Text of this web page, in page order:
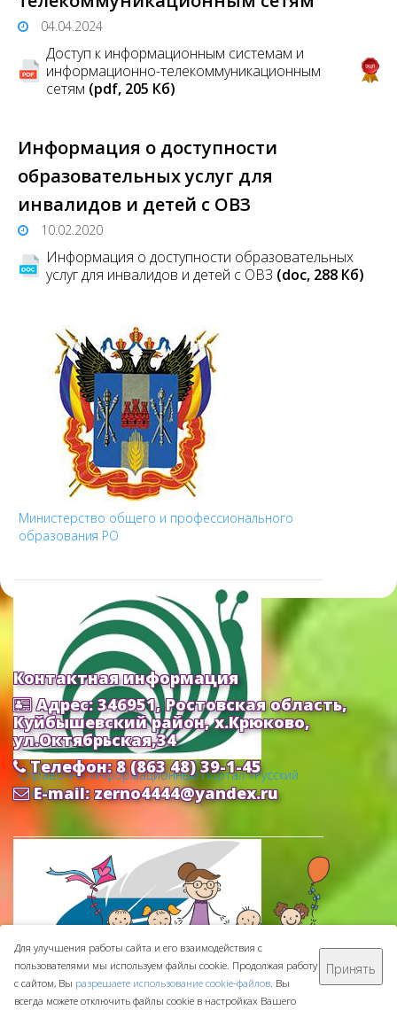
04.04.2024
Доступ к информационным системам и
информационно-телекоммуникационным
сетям (pdf, 205 Кб)
Информация о доступности
образовательных услуг для
инвалидов и детей с ОВЗ
10.02.2020
Информация о доступности образовательных
услуг для инвалидов и детей с ОВЗ (doc, 288 Кб)
Министерство общего и профессионального
образования РО
Cправочно-информационный портал «Русский
язык»
Контактная информация
Адрес: 346951, Ростовская область,
Куйбышевский район, х.Крюково,
ул.Октябрьская,34
Телефон: 8 (863 48) 39-1-45
E-mail: zerno4444@yandex.ru
МБДОУ ДС "Зернышко" © 2016-2026
Сделано с ❤ вООО "Проводник"
Для улучшения работы сайта и его взаимодействия с
пользователями мы используем файлы cookie. Продолжая работу
с сайтом, Вы разрешаете использование cookie-файлов. Вы
всегда можете отключить файлы cookie в настройках Вашего
Принять